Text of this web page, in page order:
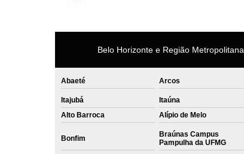
Belo Horizonte e Região Metropolitana
Abaeté Arcos
Itajubá Itaúna
Alto Barroca
Alípio de Melo
Bonfim
Braúnas Campus
Pampulha da UFMG